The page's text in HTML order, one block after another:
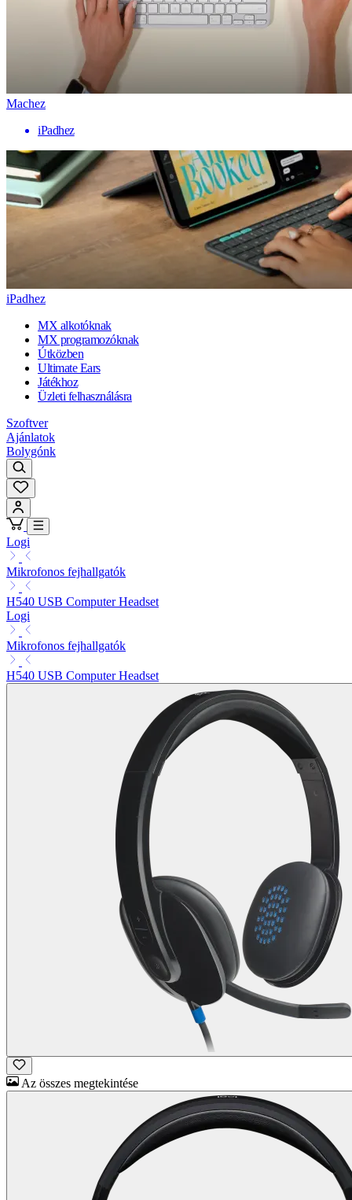
Machez
iPadhez
iPadhez
MX alkotóknak
MX programozóknak
Útközben
Ultimate Ears
Játékhoz
Üzleti felhasználásra
Szoftver
Ajánlatok
Bolygónk
Logi
Mikrofonos fejhallgatók
H540 USB Computer Headset
Logi
Mikrofonos fejhallgatók
H540 USB Computer Headset
Az összes megtekintése